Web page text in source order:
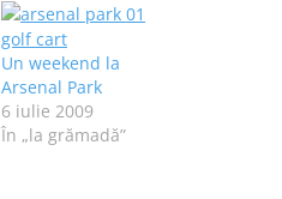
Un weekend la
Arsenal Park
6 iulie 2009
În „la grămadă”